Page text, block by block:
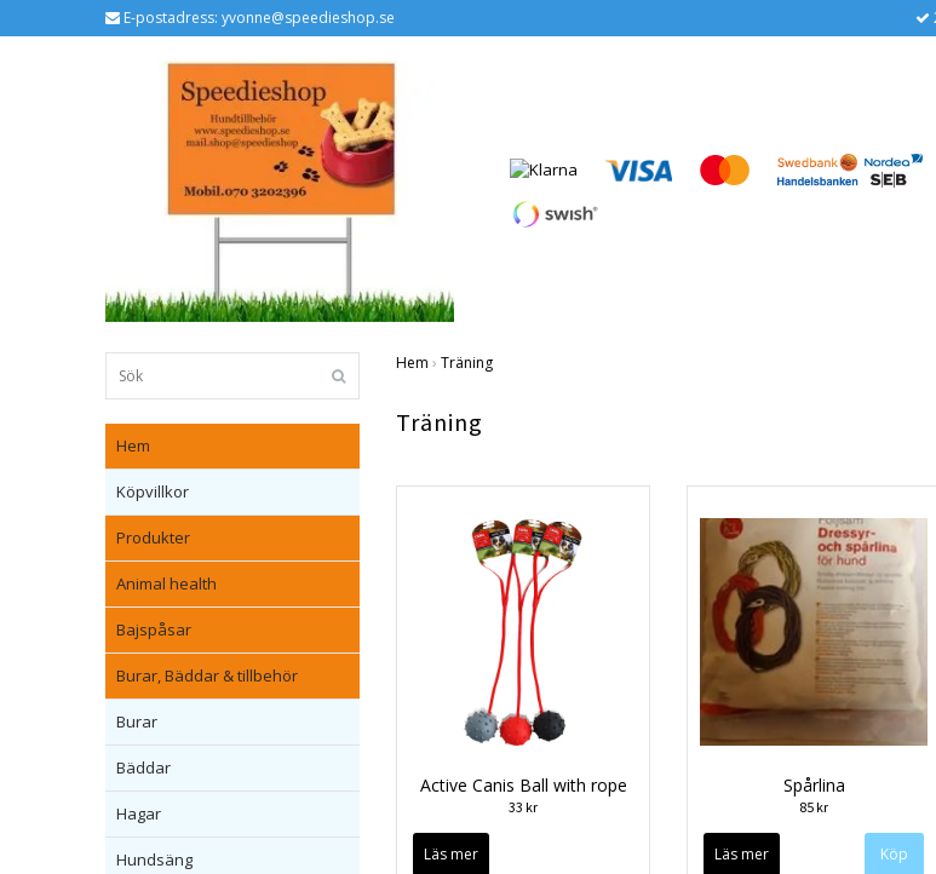
E-postadress: yvonne@speedieshop.se
Hem
Köpvillkor
Produkter
Animal health
Bajspåsar
Burar, Bäddar & tillbehör
Burar
Bäddar
Hagar
Hundsäng
Hem › Träning
Träning
Active Canis Ball with rope
33 kr
Läs mer
Spårlina
85 kr
Läs mer